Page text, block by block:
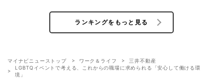
ランキングをもっと見る
マイナビニューストップ ワーク＆ライフ
三井不動産
LGBTQイベントで考える、これからの職場に求められる「安心して働ける環
境」